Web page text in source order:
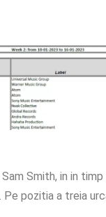
Smith, in in
Pe pozitia a treia